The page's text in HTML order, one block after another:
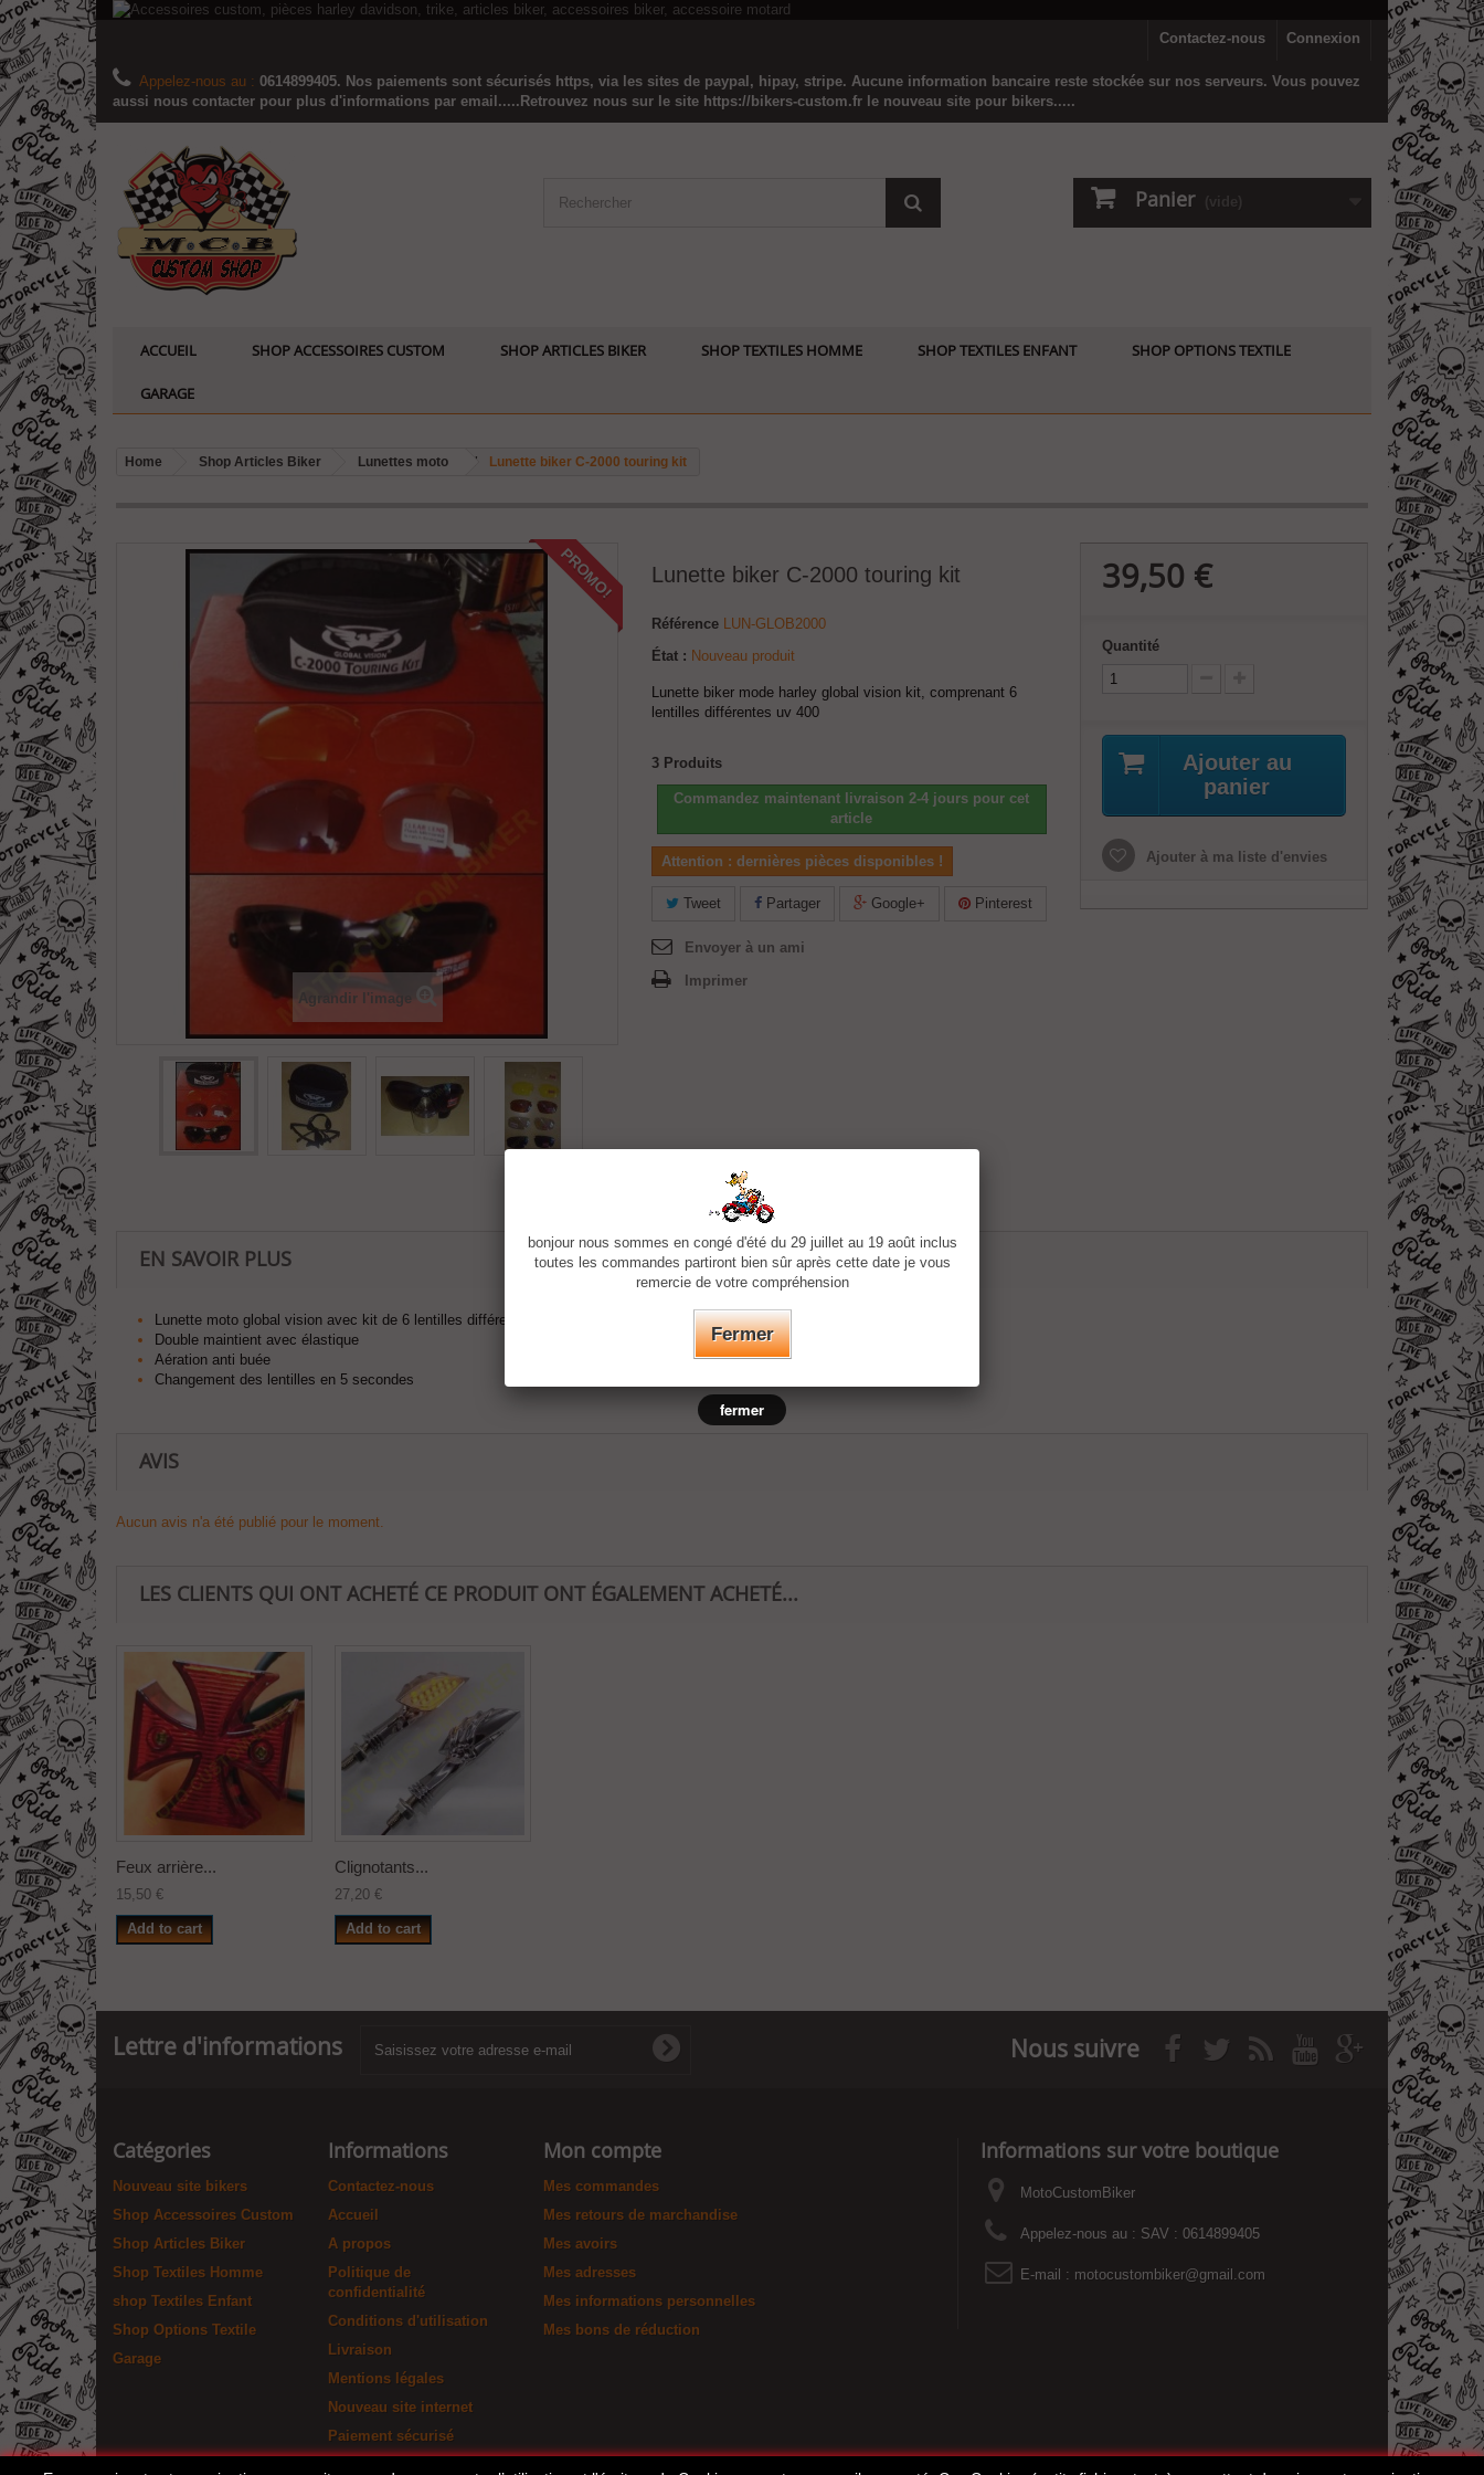
Connexion
Contactez-nous
Appelez-nous au : 0614899405. Nos paiements sont sécurisés https, via les sites de paypal, hipay, stripe. Aucune information bancaire reste stockée sur nos serveurs. Vous pouvez
aussi nous contacter pour plus d'informations par email.....Retrouvez nous sur le site https://bikers-custom.fr le nouveau site pour bikers.....
Panier (vide)
ACCUEIL SHOP ACCESSOIRES CUSTOM SHOP ARTICLES BIKER SHOP TEXTILES HOMME SHOP TEXTILES ENFANT SHOP OPTIONS TEXTILE
GARAGE
Home Shop Articles Biker Lunettes moto Lunette biker C-2000 touring kit
PROMO!
Agrandir l'image
Lunette biker C-2000 touring kit
Référence LUN-GLOB2000
État : Nouveau produit
Lunette biker mode harley global vision kit, comprenant 6
lentilles différentes uv 400
3 Produits
Commandez maintenant livraison 2-4 jours pour cet
article
Attention : dernières pièces disponibles !
Tweet Partager Google+ Pinterest
Envoyer à un ami
Imprimer
39,50 €
Quantité
Ajouter au
panier
Ajouter à ma liste d'envies
EN SAVOIR PLUS
Lunette moto global vision avec kit de 6 lentilles différentes en uv 400
Double maintient avec élastique
Aération anti buée
Changement des lentilles en 5 secondes
AVIS
Aucun avis n'a été publié pour le moment.
LES CLIENTS QUI ONT ACHETÉ CE PRODUIT ONT ÉGALEMENT ACHETÉ...
Feux arrière...
15,50 €
Add to cart
Clignotants...
27,20 €
Add to cart
Lettre d'informations Nous suivre
Catégories
Nouveau site bikers
Shop Accessoires Custom
Shop Articles Biker
Shop Textiles Homme
shop Textiles Enfant
Shop Options Textile
Garage
Informations
Contactez-nous
Accueil
A propos
Politique de
confidentialité
Conditions d'utilisation
Livraison
Mentions légales
Nouveau site internet
Paiement sécurisé
Mon compte
Mes commandes
Mes retours de marchandise
Mes avoirs
Mes adresses
Mes informations personnelles
Mes bons de réduction
Informations sur votre boutique
MotoCustomBiker
Appelez-nous au : SAV : 0614899405
E-mail : motocustombiker@gmail.com
bonjour nous sommes en congé d'été du 29 juillet au 19 août inclus
toutes les commandes partiront bien sûr après cette date je vous
remercie de votre compréhension
Fermer
fermer